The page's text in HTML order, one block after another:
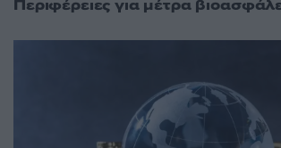
Περιφέρειες για μέτρα